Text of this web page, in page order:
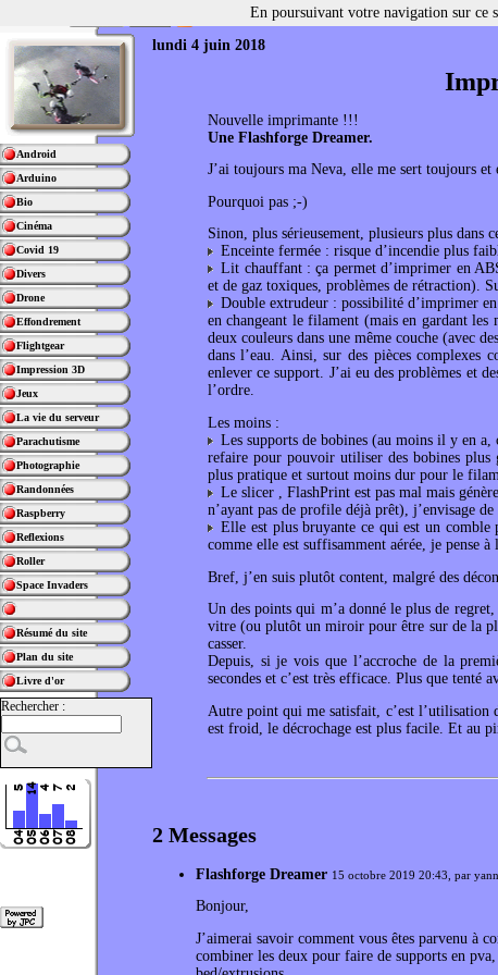
Android
Arduino
Bio
Cinéma
Covid 19
Divers
Drone
Effondrement
Flightgear
Impression 3D
Jeux
La vie du serveur
Parachutisme
Photographie
Randonnées
Raspberry
Reflexions
Roller
Space Invaders
Résumé du site
Plan du site
Livre d'or
Rechercher :
lundi 4 juin 2018
Nouvelle imprimante !!!
Une Flashforge Dreamer.
J’ai toujours ma Neva, elle me sert toujours
Pourquoi pas ;-)
Sinon, plus sérieusement, plusieurs plus dans
Enceinte fermée : risque d’incendie plus
Lit chauffant : ça permet d’imprimer en
et de gaz toxiques, problèmes de rétraction).
Double extrudeur : possibilité d’imprimer
en changeant le filament (mais en gardant
deux couleurs dans une même couche (avec
dans l’eau. Ainsi, sur des pièces complexes
enlever ce support. J’ai eu des problèmes et
l’ordre.
Les moins :
Les supports de bobines (au moins il y en
refaire pour pouvoir utiliser des bobines plus
plus pratique et surtout moins dur pour le
Le slicer , FlashPrint est pas mal mais
n’ayant pas de profile déjà prêt), j’envisage
Elle est plus bruyante ce qui est un
comme elle est suffisamment aérée, je pense
Bref, j’en suis plutôt content, malgré des
Un des points qui m’a donné le plus de
vitre (ou plutôt un miroir pour être sur de la
casser.
Depuis, si je vois que l’accroche de la
secondes et c’est très efficace. Plus que tenté
Autre point qui me satisfait, c’est l’utilisation
est froid, le décrochage est plus facile. Et au
2 Messages
Flashforge Dreamer 15 octobre 2019 20:43, par yann
Bonjour,
J’aimerai savoir comment vous êtes parvenu à
combiner les deux pour faire de supports en
En poursuivant votre navigation sur ce